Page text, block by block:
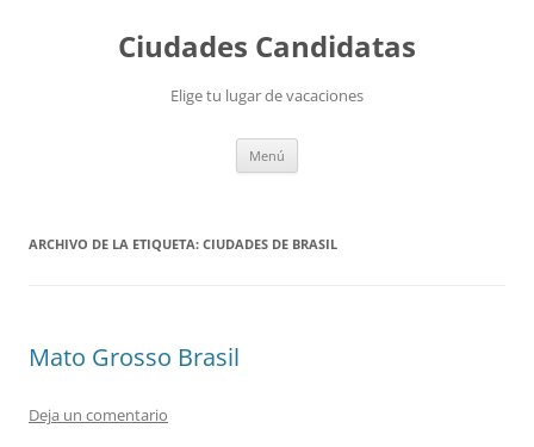
Ciudades Candidatas
Elige tu lugar de vacaciones
Menú
ARCHIVO DE LA ETIQUETA: CIUDADES DE BRASIL
Mato Grosso Brasil
Deja un comentario